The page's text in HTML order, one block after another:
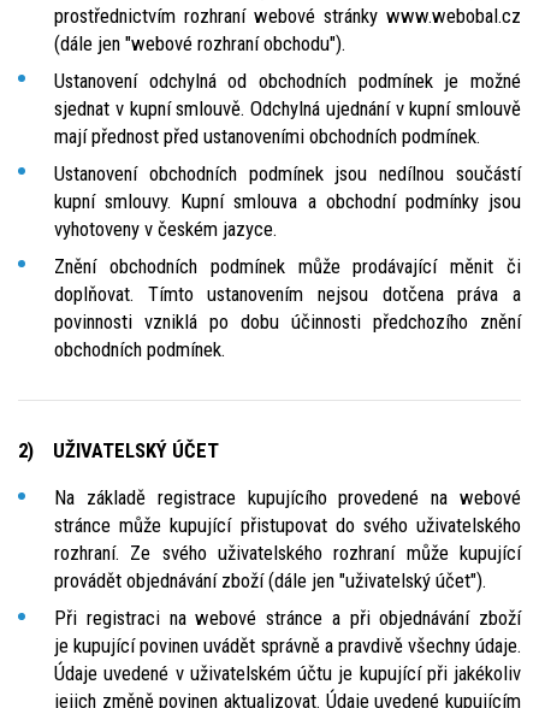
prostřednictvím rozhraní webové stránky www.webobal.cz
(dále jen "webové rozhraní obchodu").
Ustanovení odchylná od obchodních podmínek je možné
sjednat v kupní smlouvě. Odchylná ujednání v kupní smlouvě
mají přednost před ustanoveními obchodních podmínek.
Ustanovení obchodních podmínek jsou nedílnou součástí
kupní smlouvy. Kupní smlouva a obchodní podmínky jsou
vyhotoveny v českém jazyce.
Znění obchodních podmínek může prodávající měnit či
doplňovat. Tímto ustanovením nejsou dotčena práva a
povinnosti vzniklá po dobu účinnosti předchozího znění
obchodních podmínek.
2) UŽIVATELSKÝ ÚČET
Na základě registrace kupujícího provedené na webové
stránce může kupující přistupovat do svého uživatelského
rozhraní. Ze svého uživatelského rozhraní může kupující
provádět objednávání zboží (dále jen "uživatelský účet").
Při registraci na webové stránce a při objednávání zboží
je kupující povinen uvádět správně a pravdivě všechny údaje.
Údaje uvedené v uživatelském účtu je kupující při jakékoliv
jejich změně povinen aktualizovat. Údaje uvedené kupujícím